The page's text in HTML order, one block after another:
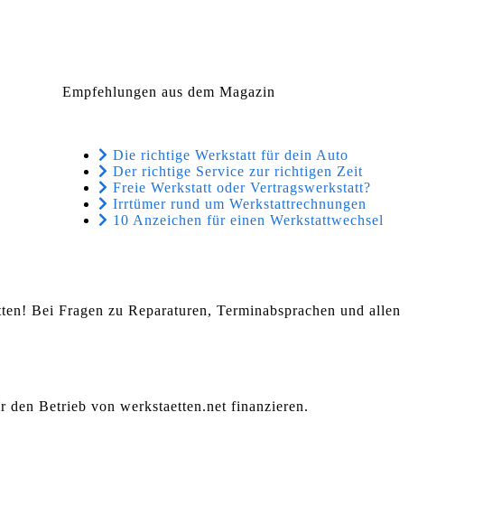
Empfehlungen aus dem Magazin
Die richtige Werkstatt für dein Auto
Der richtige Service zur richtigen Zeit
Freie Werkstatt oder Vertragswerkstatt?
Irrtümer rund um Werkstattrechnungen
10 Anzeichen für einen Werkstattwechsel
Bei Fragen zu Reparaturen, Terminabsprachen und allen
Betrieb von werkstaetten.net finanzieren.